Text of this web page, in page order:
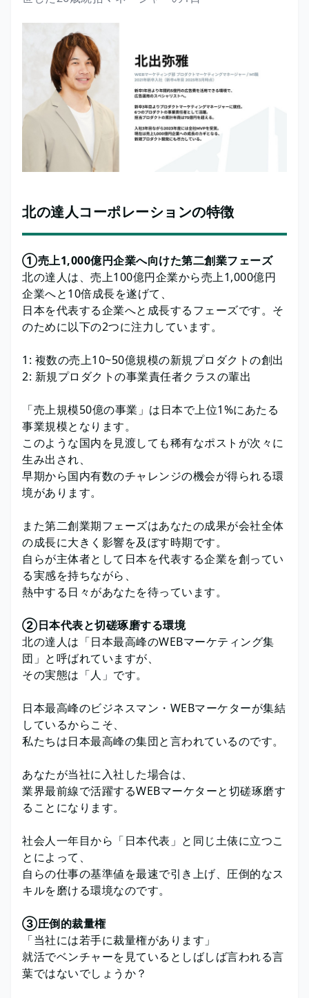
北の達人コーポレーションの特徴
①売上1,000億円企業へ向けた第二創業フェーズ
北の達人は、売上100億円企業から売上1,000億円
企業へと10倍成長を遂げて、
日本を代表する企業へと成長するフェーズです。そ
のために以下の2つに注力しています。
1: 複数の売上10~50億規模の新規プロダクトの創出
2: 新規プロダクトの事業責任者クラスの輩出
「売上規模50億の事業」は日本で上位1%にあたる
事業規模となります。
このような国内を見渡しても稀有なポストが次々に
生み出され、
早期から国内有数のチャレンジの機会が得られる環
境があります。
また第二創業期フェーズはあなたの成果が会社全体
の成長に大きく影響を及ぼす時期です。
自らが主体者として日本を代表する企業を創ってい
る実感を持ちながら、
熱中する日々があなたを待っています。
②日本代表と切磋琢磨する環境
北の達人は「日本最高峰のWEBマーケティング集
団」と呼ばれていますが、
その実態は「人」です。
日本最高峰のビジネスマン・WEBマーケターが集結
しているからこそ、
私たちは日本最高峰の集団と言われているのです。
あなたが当社に入社した場合は、
業界最前線で活躍するWEBマーケターと切磋琢磨す
ることになります。
社会人一年目から「日本代表」と同じ土俵に立つこ
とによって、
自らの仕事の基準値を最速で引き上げ、圧倒的なス
キルを磨ける環境なのです。
③圧倒的裁量権
「当社には若手に裁量権があります」
就活でベンチャーを見ているとしばしば言われる言
葉ではないでしょうか？